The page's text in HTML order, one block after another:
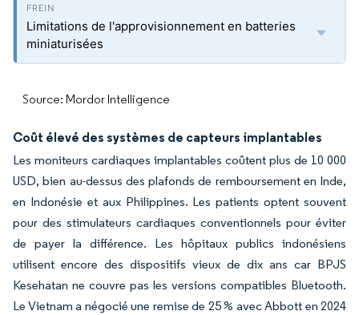
Limitations de l'approvisionnement en batteries
miniaturisées
Source: Mordor Intelligence
Coût élevé des systèmes de capteurs implantables
Les moniteurs cardiaques implantables coûtent plus de 10 000
USD, bien au-dessus des plafonds de remboursement en Inde,
en Indonésie et aux Philippines. Les patients optent souvent
pour des stimulateurs cardiaques conventionnels pour éviter
de payer la différence. Les hôpitaux publics indonésiens
utilisent encore des dispositifs vieux de dix ans car BPJS
Kesehatan ne couvre pas les versions compatibles Bluetooth.
Le Vietnam a négocié une remise de 25 % avec Abbott en 2024